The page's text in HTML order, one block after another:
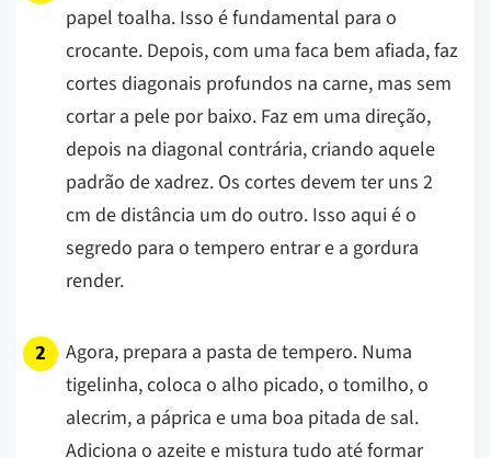
papel toalha. Isso é fundamental para o
crocante. Depois, com uma faca bem afiada, faz
cortes diagonais profundos na carne, mas sem
cortar a pele por baixo. Faz em uma direção,
depois na diagonal contrária, criando aquele
padrão de xadrez. Os cortes devem ter uns 2
cm de distância um do outro. Isso aqui é o
segredo para o tempero entrar e a gordura
render.
Agora, prepara a pasta de tempero. Numa
tigelinha, coloca o alho picado, o tomilho, o
alecrim, a páprica e uma boa pitada de sal.
Adiciona o azeite e mistura tudo até formar